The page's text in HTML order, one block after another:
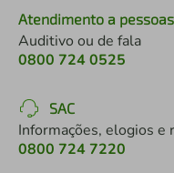
Atendimento a
Auditivo ou de fala
0800 724 0525
SAC
Informações, elogios e
0800 724 7220